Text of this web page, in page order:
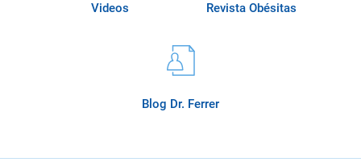
Videos Revista Obésitas
Blog Dr. Ferrer